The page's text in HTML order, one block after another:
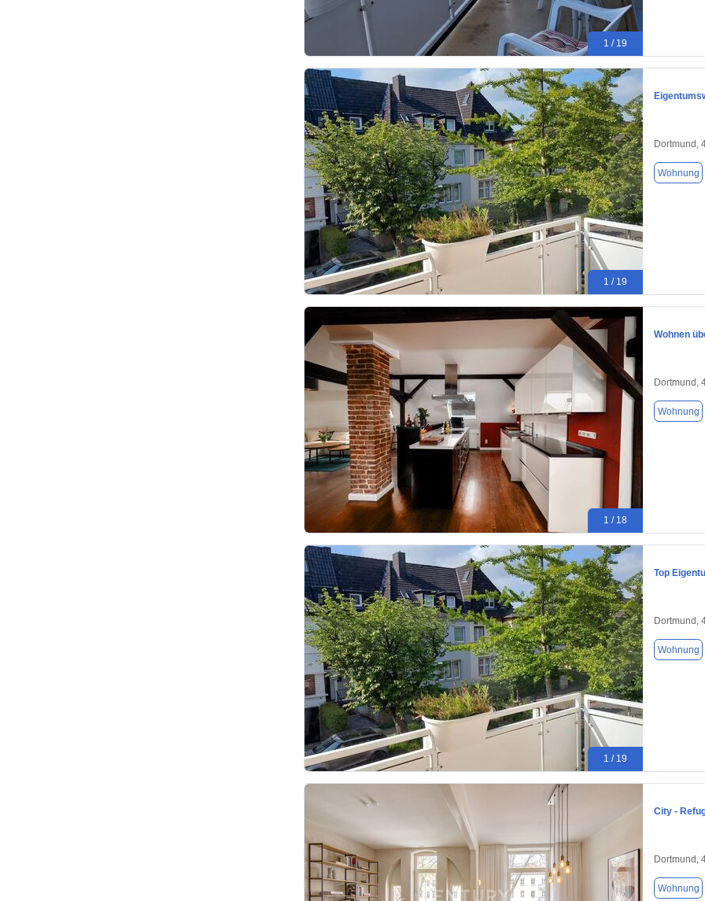
1 / 19
1 / 19
Dortmund,
Wohnung
1 / 18
Wohnen
Dortmund,
Wohnung
1 / 19
Top
Dortmund,
Wohnung
City -
Dortmund,
Wohnung